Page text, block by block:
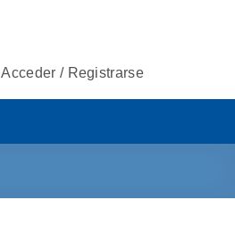
Acceder / Registrarse